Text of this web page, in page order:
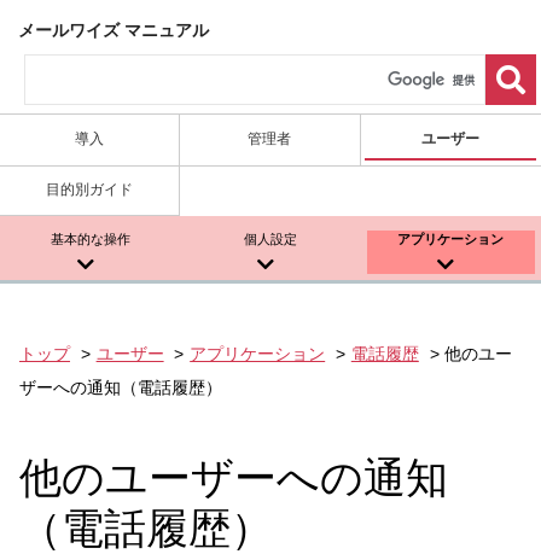
メールワイズ マニュアル
導入 管理者 ユーザー
目的別ガイド
基本的な操作 個人設定 アプリケーション
トップ ユーザー アプリケーション 電話履歴
他のユー
ザーへの通知（電話履歴）
他のユーザーへの通知
（電話履歴）